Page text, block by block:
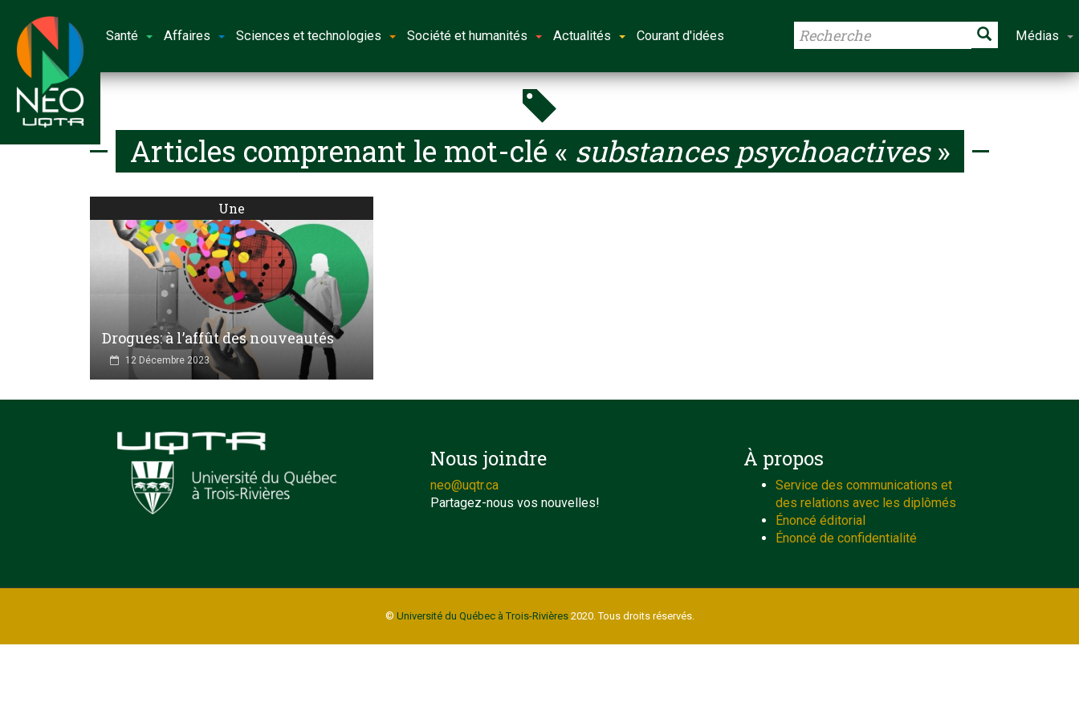
Santé Affaires Sciences et technologies Société et humanités Actualités Courant d'idées Médias
Articles comprenant le mot-clé « substances psychoactives»
Une
Drogues: à l’affût des nouveautés
12 Décembre 2023
Nous joindre
neo@uqtr.ca
Partagez-nous vos nouvelles!
À propos
Service des communications et
des relations avec les diplômés
Énoncé éditorial
Énoncé de confidentialité
© Université du Québec à Trois-Rivières2020. Tous droits réservés.